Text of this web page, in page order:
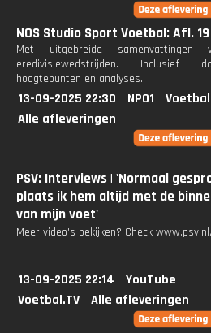
NOS Studio Sport Voetbal: Afl. 19
Met uitgebreide samenvattingen
eredivisiewedstrijden. Inclusief
hoogtepunten en analyses.
13-09-2025 22:30 NPO1
Alle afleveringen
PSV: Interviews | 'Normaal
plaats ik hem altijd met de
van mijn voet'
Meer video's bekijken? Check
13-09-2025 22:14
YouTube
Voetbal.TV
Alle afleveringen